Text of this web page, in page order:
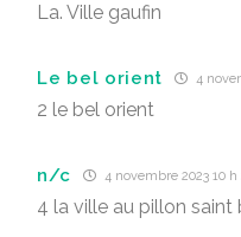
La. Ville gaufin
Le bel orient 4
2 le bel orient
n/c 4 novembre 2023 10
4 la ville au pillon saint